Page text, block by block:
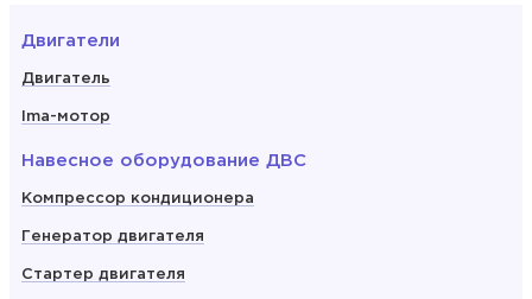
Двигатели
Двигатель
Ima-мотор
Навесное оборудование ДВС
Компрессор кондиционера
Генератор двигателя
Стартер двигателя